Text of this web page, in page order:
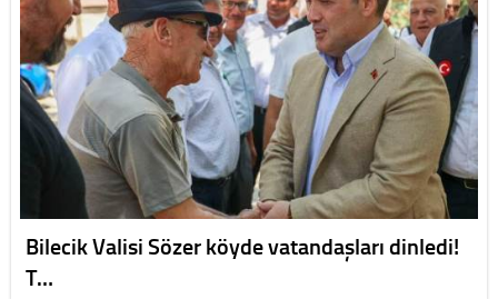
Bilecik Valisi Sözer köyde vatandaşları dinledi!
T…